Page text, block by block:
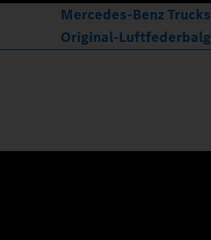
Mercedes‑Benz Trucks
Original‑Luftfederbalg